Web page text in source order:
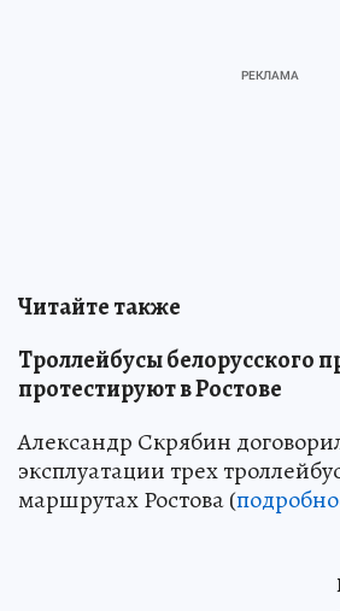
Читайте также
Троллейбусы белорусского
протестируют в Ростове
Александр Скрябин
эксплуатации трех
маршрутах Ростова (